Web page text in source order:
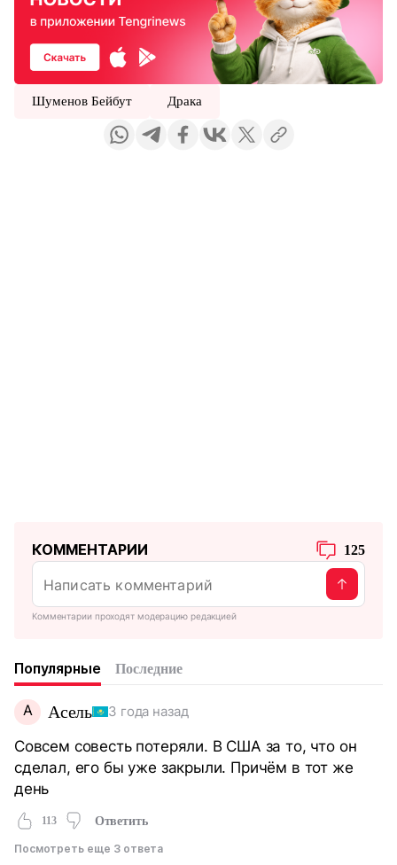
Шуменов Бейбут Драка
КОММЕНТАРИИ 125
Комментарии проходят модерацию редакцией
Популярные Последние
А Асель 3 года назад
Совсем совесть потеряли. В США за то, что он
сделал, его бы уже закрыли. Причём в тот же
день
113 Ответить
Посмотреть еще 3 ответа